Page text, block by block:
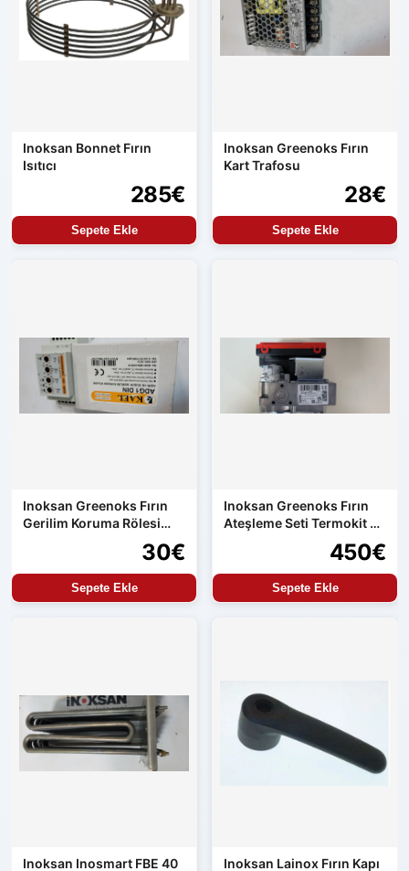
Inoksan Bonnet Fırın
Isıtıcı
285€
Sepete Ekle
Inoksan Greenoks Fırın
Kart Trafosu
28€
Sepete Ekle
Inoksan Greenoks Fırın
Gerilim Koruma Rölesi
Orijinal Yedek Parça30€
Sepete Ekle
Inoksan Greenoks Fırın
Ateşleme Seti Termokit ve
450€
Sepete Ekle
Inoksan Inosmart FBE 40 Inoksan Lainox Fırın Kapı